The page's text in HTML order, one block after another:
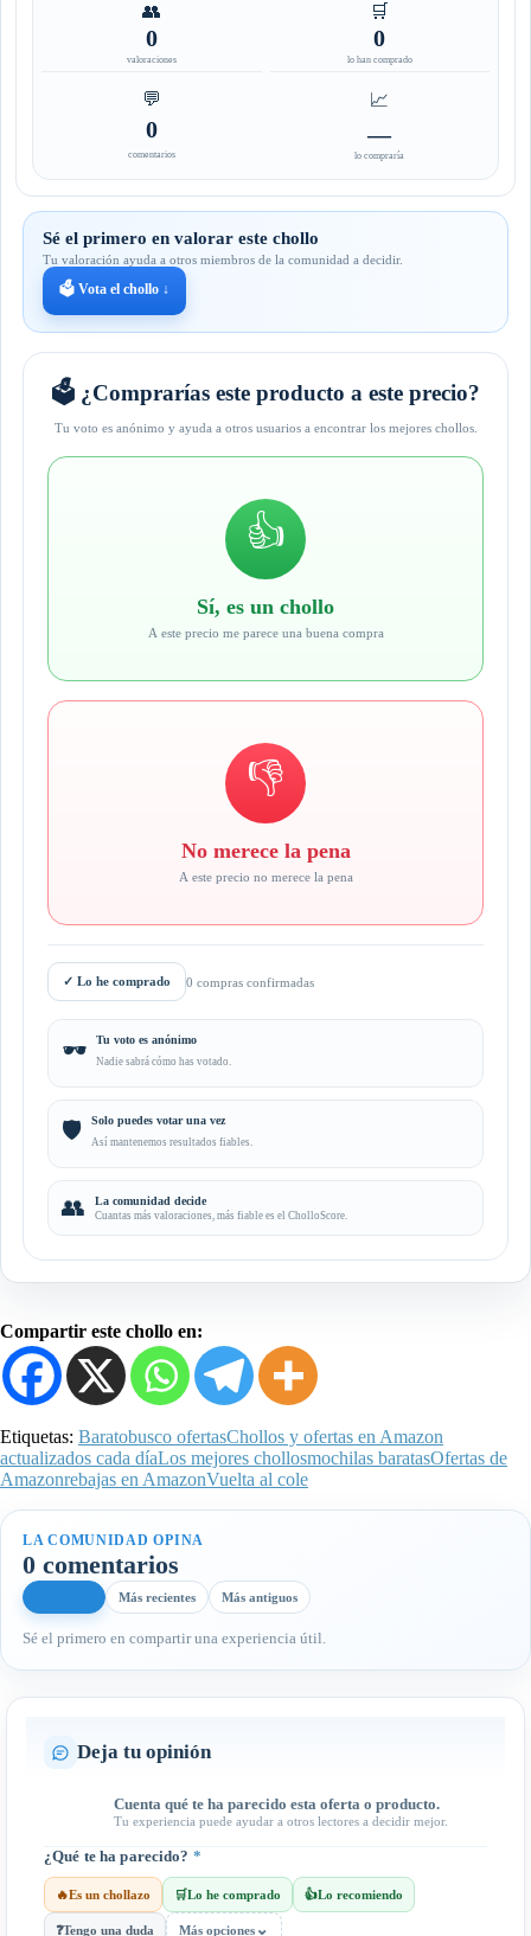
👥
0
valoraciones
🛒
0
lo han comprado
💬
0
comentarios
📈
—
lo compraría
Sé el primero en valorar este chollo
Tu valoración ayuda a otros miembros de la comunidad a decidir.
🗳️ Vota el chollo ↓
🗳️ ¿Comprarías este producto a este precio?
Tu voto es anónimo y ayuda a otros usuarios a encontrar los mejores chollos.
👍
Sí, es un chollo
A este precio me parece una buena compra
👎
No merece la pena
A este precio no merece la pena
✓ Lo he comprado 0 compras confirmadas
🕶️ Tu voto es anónimo
Nadie sabrá cómo has votado.
🛡️ Solo puedes votar una vez
Así mantenemos resultados fiables.
👥 La comunidad decide
Cuantas más valoraciones, más fiable es el CholloScore.
Compartir este chollo en:
Etiquetas: Baratobusco ofertasChollos y ofertas en Amazon
actualizados cada díaLos mejores chollosmochilas baratasOfertas de
Amazonrebajas en AmazonVuelta al cole
LA COMUNIDAD OPINA
0 comentarios
Más recientes Más antiguos
Sé el primero en compartir una experiencia útil.
Deja tu opinión
Cuenta qué te ha parecido esta oferta o producto.
Tu experiencia puede ayudar a otros lectores a decidir mejor.
¿Qué te ha parecido? *
🔥Es un chollazo 🛒Lo he comprado 👍Lo recomiendo
❓Tengo una duda Más opciones ⌄